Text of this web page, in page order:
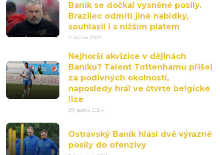
Baník se dočkal vysněné posily.
Brazilec odmítl jiné nabídky,
souhlasil i s nižším platem
9. února 2024
Nejhorší akvizice v dějinách
Baníku? Talent Tottenhamu přišel
za podivných okolností,
naposledy hrál ve čtvrté belgické
lize
29. ledna 2024
Ostravský Baník hlásí dvě výrazné
posily do ofenzivy